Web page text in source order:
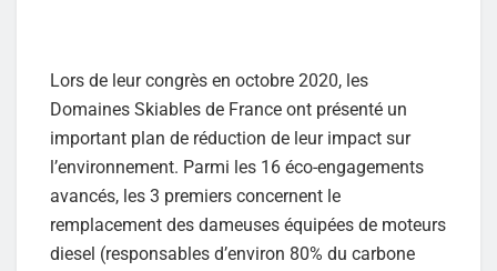
Lors de leur congrès en octobre 2020, les
Domaines Skiables de France ont présenté un
important plan de réduction de leur impact sur
l’environnement. Parmi les 16 éco-engagements
avancés, les 3 premiers concernent le
remplacement des dameuses équipées de moteurs
diesel (responsables d’environ 80% du carbone